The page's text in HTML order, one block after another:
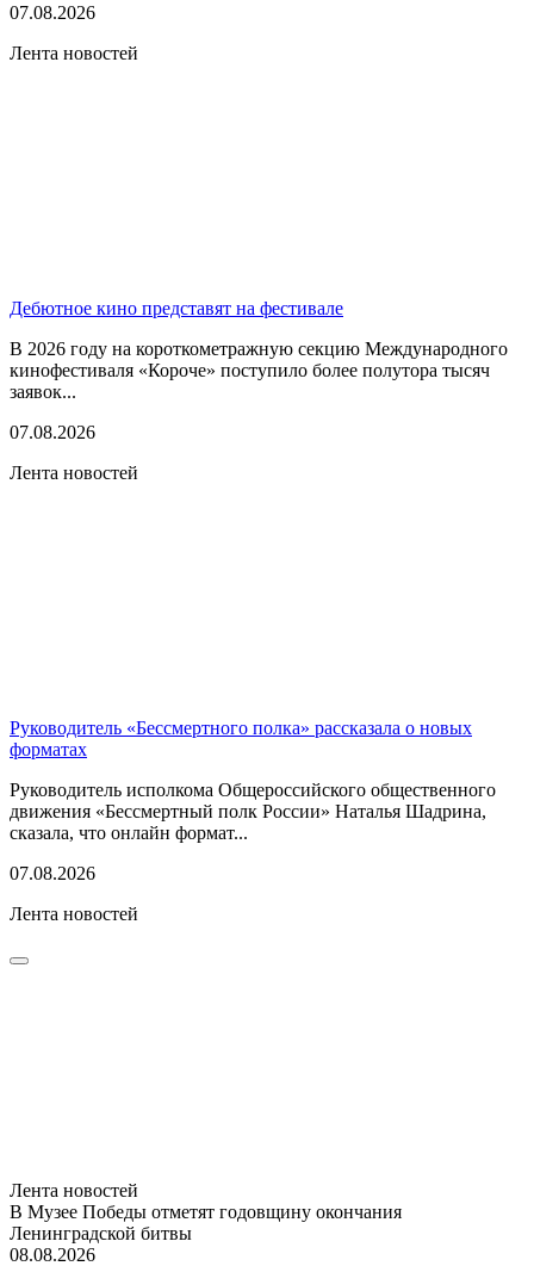
07.08.2026
Лента новостей
Дебютное кино представят на фестивале
В 2026 году на короткометражную секцию Международного
кинофестиваля «Короче» поступило более полутора тысяч
заявок...
07.08.2026
Лента новостей
Руководитель «Бессмертного полка» рассказала о новых
форматах
Руководитель исполкома Общероссийского общественного
движения «Бессмертный полк России» Наталья Шадрина,
сказала, что онлайн формат...
07.08.2026
Лента новостей
Лента новостей
В Музее Победы отметят годовщину окончания
Ленинградской битвы
08.08.2026